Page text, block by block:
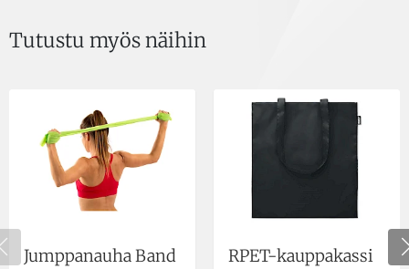
Tutustu myös näihin
Jumppanauha Band RPET-kauppakassi